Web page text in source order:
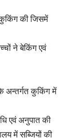
कुकिंग की जिसमें
ने बेकिंग एवं
अन्तर्गत कुकिंग में
एवं अनुपात की
में सब्जियों की